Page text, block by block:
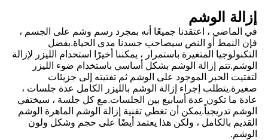
إزالة الوشم
في الماضي ، اعتقدنا جميعًا أنه بمجرد رسم وشم على الجسم ،
فإن النمط أو النص سيصاحب جسدنا مدى الحياة.بفضل
التكنولوجيا المتغيرة باستمرار ، يمكننا أخيرًا استخدام الليزر لإزالة
الوشم.تتم إزالة الوشم بشكل أساسي باستخدام ضوء الليزر
لتفتيت الحبر الموجود على الوشم ثم تفتيته إلى جزيئات
صغيرة.يتطلب إجراء إزالة الوشم بالليزر الكامل عدة جلسات ،
عادة ما تكون عدة أسابيع بين الجلسات.مع كل جلسة ، سيختفي
الوشم تدريجياً.يمكن أن تغطي تقنية إزالة الوشم الماهرة الوشم
القديم بالكامل ، ولكن هذا يعتمد أيضًا على حجم وشكل ولون
الوشم.